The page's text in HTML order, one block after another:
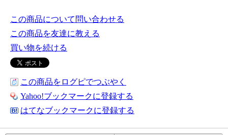
この商品について問い合わせる
この商品を友達に教える
買い物を続ける
この商品をログピでつぶやく
Yahoo!ブックマークに登録する
はてなブックマークに登録する